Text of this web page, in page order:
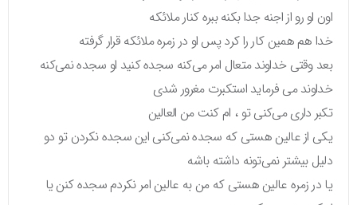
اون او رو از اجنه جدا بکنه ببره کنار ملائکه
خدا هم همین کار را کرد پس او در زمره ملائکه قرار گرفته
بعد وقتی خداوند متعال امر می‌کنه سجده کنید او سجده نمی‌کنه
خداوند می فرماید استکبرت مغرور شدی
تکبر داری می‌کنی تو ، ام کنت من العالین
یکی از عالین هستی که سجده نمی‌کنی این سجده نکردن تو دو
دلیل بیشتر نمی‌تونه داشته باشه
یا در زمره عالین هستی که من به عالین امر نکردم سجده کنن یا